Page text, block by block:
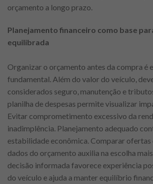
orçamento a longo prazo.
Planejamento financeiro como base
equilibrada
Organizar o orçamento antes da compra é
fundamental. Além do valor do veículo,
considerados seguro, manutenção e
planilha de despesas permite visualizar
Evitar comprometimento excessivo da
inadimplência. Planejamento adequado
estabilidade econômica. Comparar ofertas
dados do orçamento auxilia na escolha
decisão informada favorece experiência
do veículo e ajuda a manter equilíbrio